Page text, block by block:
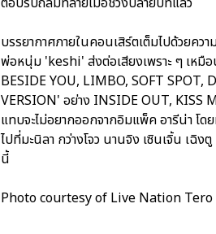
บรรยากาศภายในคอนเสิร์ตเต็มไปด้วยค
พ่อหนุ่ม 'keshi' ส่งต่อเสียงเพราะ ๆ เหมือ
BESIDE YOU, LIMBO, SOFT SPOT,
VERSION' อย่าง INSIDE OUT, KISS
แทบจะไม่อยากออกจากอิมแพ็ค อารีน่า โด
ไปที่มะนิลา กว่างโจว นานจิง เซินเจิ้น เฉิ
นี้
Photo courtesy of Live Nation